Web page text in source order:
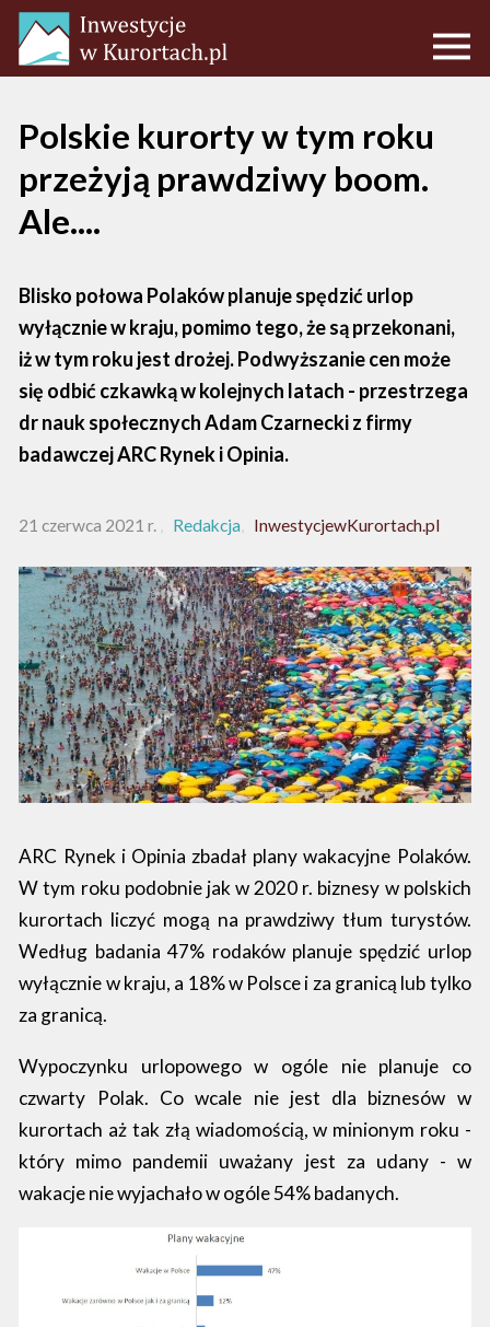
Polskie kurorty w tym roku
przeżyją prawdziwy boom.
Ale....
Blisko połowa Polaków planuje spędzić urlop
wyłącznie w kraju, pomimo tego, że są przekonani,
iż w tym roku jest drożej. Podwyższanie cen może
się odbić czkawką w kolejnych latach - przestrzega
dr nauk społecznych Adam Czarnecki z firmy
badawczej ARC Rynek i Opinia.
21 czerwca 2021 r. Redakcja InwestycjewKurortach.pl
ARC Rynek i Opinia zbadał plany wakacyjne Polaków.
W tym roku podobnie jak w 2020 r. biznesy w polskich
kurortach liczyć mogą na prawdziwy tłum turystów.
Według badania 47% rodaków planuje spędzić urlop
wyłącznie w kraju, a 18% w Polsce i za granicą lub tylko
za granicą.
Wypoczynku urlopowego w ogóle nie planuje co
czwarty Polak. Co wcale nie jest dla biznesów w
kurortach aż tak złą wiadomością, w minionym roku -
który mimo pandemii uważany jest za udany - w
wakacje nie wyjachało w ogóle 54% badanych.